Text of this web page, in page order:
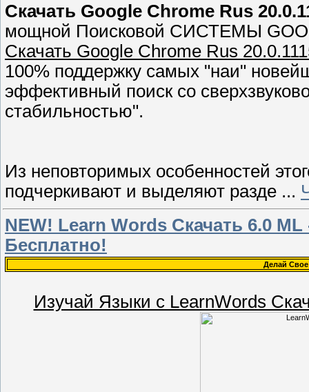
Скачать Google Chrome Rus
мощной Поисковой СИСТЕМЫ
Скачать Google Chrome Rus
100% поддержку самых "наи"
эффективный поиск со
стабильностью".
Из неповторимых особенностей
подчеркивают и выделяют разде ...
NEW! Learn Words Скачать 6.0
Бесплатно!
Делай
Изучай Языки с LearnWords